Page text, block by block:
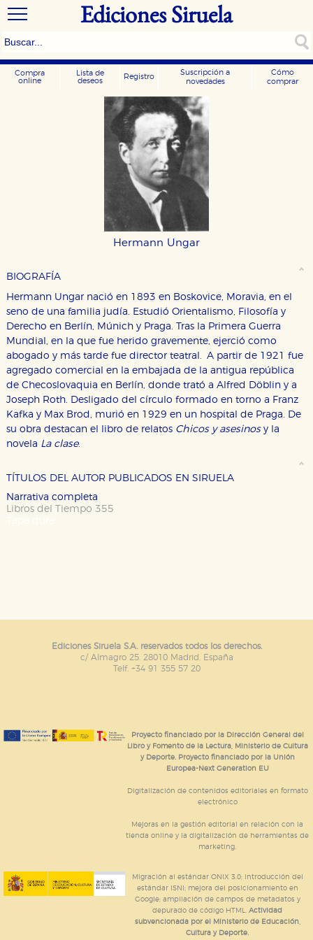
Ediciones Siruela
Compra
online
Lista de
deseos
Registro
Suscripción a
novedades
Cómo
comprar
Hermann Ungar
BIOGRAFÍA
Hermann Ungar nació en 1893 en Boskovice, Moravia, en el
seno de una familia judía. Estudió Orientalismo, Filosofía y
Derecho en Berlín, Múnich y Praga. Tras la Primera Guerra
Mundial, en la que fue herido gravemente, ejerció como
abogado y más tarde fue director teatral. A partir de 1921 fue
agregado comercial en la embajada de la antigua república
de Checoslovaquia en Berlín, donde trató a Alfred Döblin y a
Joseph Roth. Desligado del círculo formado en torno a Franz
Kafka y Max Brod, murió en 1929 en un hospital de Praga. De
su obra destacan el libro de relatos Chicos y asesinosy la
novela La clase.
TÍTULOS DEL AUTOR PUBLICADOS EN SIRUELA
Narrativa completa
Libros del Tiempo 355
Ediciones Siruela S.A. reservados todos los derechos.
c/ Almagro 25. 28010 Madrid. España
Telf. +34 91 355 57 20
Proyecto financiado por la Dirección General del
Libro y Fomento de la Lectura, Ministerio de Cultura
y Deporte. Proyecto financiado por la Unión
Europea-Next Generation EU
Digitalización de contenidos editoriales en formato
electrónico
Mejoras en la gestión editorial en relación con la
tienda online y la digitalización de herramientas de
marketing.
Migración al estándar ONIX 3.0; introducción del
estándar ISNI; mejora del posicionamiento en
Google; ampliación de campos de metadatos y
depurado de código HTML.Actividad
subvencionada por el Ministerio de Educación,
Cultura y Deporte.
CONFIGURACIÓN DE COOKIES
HABILITAR TODO RECHAZAR TODO
Cookies necesarias
nuestro sistema. Es posible hacerlo desde el
áreas de nuestra web dejen de funcionar
correctamente.
Cookies de publicidad y redes sociales
publicitarios y se utilizan para mostrar publicidad
relevante para sus intereses en otros sitios. No
almacenan directamente información personal sino